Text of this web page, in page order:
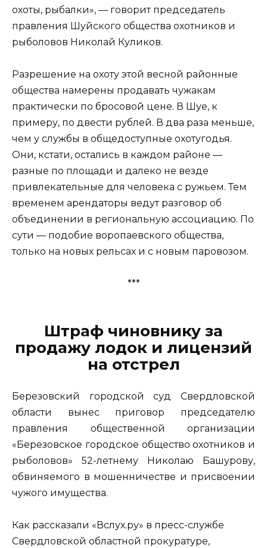
охоты, рыбалки», — говорит председатель
правления Шуйского общества охотников и
рыболовов Николай Куликов.
Разрешение на охоту этой весной районные
общества намерены продавать чужакам
практически по бросовой цене. В Шуе, к
примеру, по двести рублей. В два раза меньше,
чем у службы в общедоступные охотугодья.
Они, кстати, остались в каждом районе —
разные по площади и далеко не везде
привлекательные для человека с ружьем. Тем
временем арендаторы ведут разговор об
объединении в региональную ассоциацию. По
сути — подобие воропаевского общества,
только на новых рельсах и с новым паровозом.
***
Штраф чиновнику за
продажу лодок и лицензий
на отстрел
Березовский городской суд Свердловской
области вынес приговор председателю
правления общественной организации
«Березовское городское общество охотников и
рыболовов» 52-летнему Николаю Башурову,
обвиняемого в мошенничестве и присвоении
чужого имущества.
Как рассказали «Вслух.ру» в пресс-службе
Свердловской областной прокуратуре,